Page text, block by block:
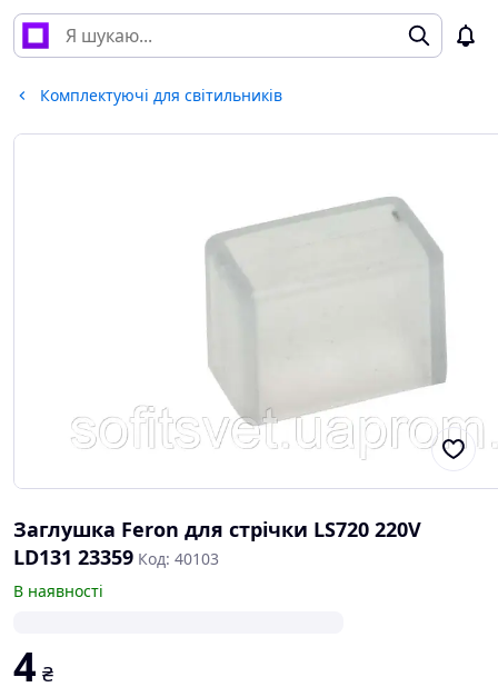
Комплектуючі для світильників
Заглушка Feron для стрічки LS720 220V
LD131 23359 Код: 40103
В наявності
4 ₴